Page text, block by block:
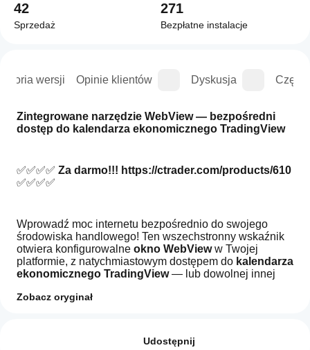
wersji Opinie klientów Dyskusja
Zintegrowane narzędzie WebView — bezpośredni
dostęp do kalendarza ekonomicznego TradingView
✅✅✅✅ Za darmo!!!
✅✅✅✅
Wprowadź moc internetu bezpośrednio do swojego
środowiska handlowego! Ten wszechstronny wskaźnik
otwiera konfigurowalne okno WebView w Twojej
platformie, z natychmiastowym dostępem do kalendarza
ekonomicznego TradingView — lub dowolnej innej
Zobacz oryginał
Udostępnij
42
Sprzedaż
271
Bezpłatne instalacje